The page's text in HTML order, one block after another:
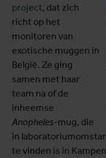
project, dat zich
richt op het
monitoren van
exotische muggen in
België. Ze ging
samen met haar
team na of de
inheemse
Anopheles-mug, die
in
te vinden is in